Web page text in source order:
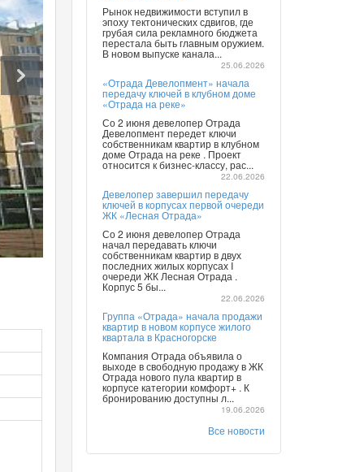
Рынок недвижимости вступил в
эпоху тектонических сдвигов, где
грубая сила рекламного бюджета
перестала быть главным оружием.
В новом выпуске канала...
25.06.2026
«Отрада Девелопмент» начала
передачу ключей в клубном доме
«Отрада на реке»
Со 2 июня девелопер Отрада
Девелопмент передет ключи
собственникам квартир в клубном
доме Отрада на реке . Проект
относится к бизнес-классу, рас...
22.06.2026
Девелопер завершил передачу
ключей в корпусах первой очереди
ЖК «Лесная Отрада»
Со 2 июня девелопер Отрада
начал передавать ключи
собственникам квартир в двух
последних жилых корпусах I
очереди ЖК Лесная Отрада .
Корпус 5 бы...
22.06.2026
Группа «Отрада» начала продажи
квартир в новом корпусе жилого
квартала в Красногорске
Компания Отрада объявила о
выходе в свободную продажу в ЖК
Отрада нового пула квартир в
корпусе категории комфорт+ . К
бронированию доступны л...
19.06.2026
Все новости